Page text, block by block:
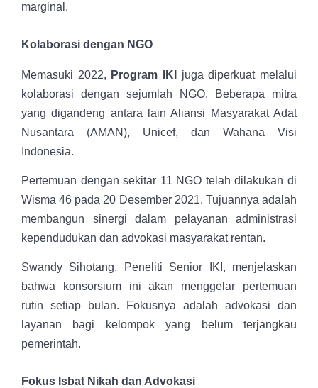
marginal.
Kolaborasi dengan NGO
Memasuki 2022, Program IKI
juga diperkuat melalui
kolaborasi dengan sejumlah NGO. Beberapa mitra
yang digandeng antara lain Aliansi Masyarakat Adat
Nusantara (AMAN), Unicef, dan Wahana Visi
Indonesia.
Pertemuan dengan sekitar 11 NGO telah dilakukan di
Wisma 46 pada 20 Desember 2021. Tujuannya adalah
membangun sinergi dalam pelayanan administrasi
kependudukan dan advokasi masyarakat rentan.
Swandy Sihotang, Peneliti Senior IKI, menjelaskan
bahwa konsorsium ini akan menggelar pertemuan
rutin setiap bulan. Fokusnya adalah advokasi dan
layanan bagi kelompok yang belum terjangkau
pemerintah.
Fokus Isbat Nikah dan Advokasi